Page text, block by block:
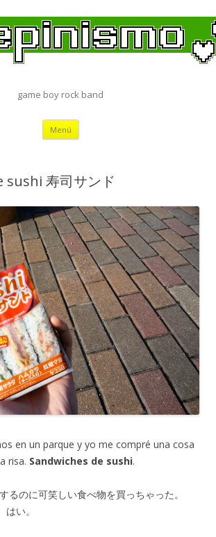
game boy rock band
Menú Saltar
contenido
sushi 寿司サンド
en un parque y yo me compré una cosa
risa. Sandwiches de sushi.
るのに可笑しい食べ物を買っちゃった。
はい。